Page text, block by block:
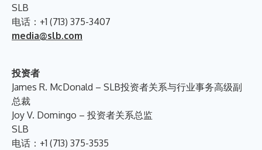
SLB
电话：+1 (713) 375-3407
media@slb.com
投资者
James R. McDonald – SLB投资者关系与行业事务高级副
总裁
Joy V. Domingo – 投资者关系总监
SLB
电话：+1 (713) 375-3535